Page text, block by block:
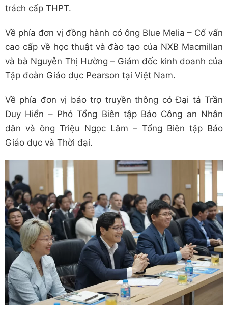
trách cấp THPT.
Về phía đơn vị đồng hành có ông Blue Melia – Cố vấn
cao cấp về học thuật và đào tạo của NXB Macmillan
và bà Nguyễn Thị Hường – Giám đốc kinh doanh của
Tập đoàn Giáo dục Pearson tại Việt Nam.
Về phía đơn vị bảo trợ truyền thông có Đại tá Trần
Duy Hiển – Phó Tổng Biên tập Báo Công an Nhân
dân và ông Triệu Ngọc Lâm – Tổng Biên tập Báo
Giáo dục và Thời đại.